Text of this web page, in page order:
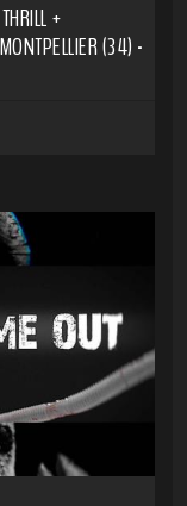
+
(34) -